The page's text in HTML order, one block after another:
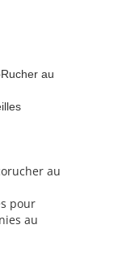
au
au
pour
au